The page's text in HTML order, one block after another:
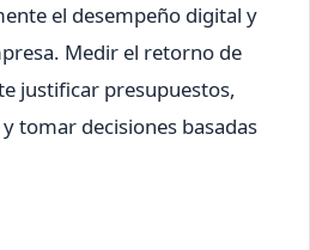
el desempeño digital y
Medir el retorno de
justificar presupuestos,
tomar decisiones basadas